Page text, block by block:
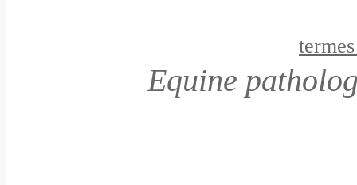
Equine